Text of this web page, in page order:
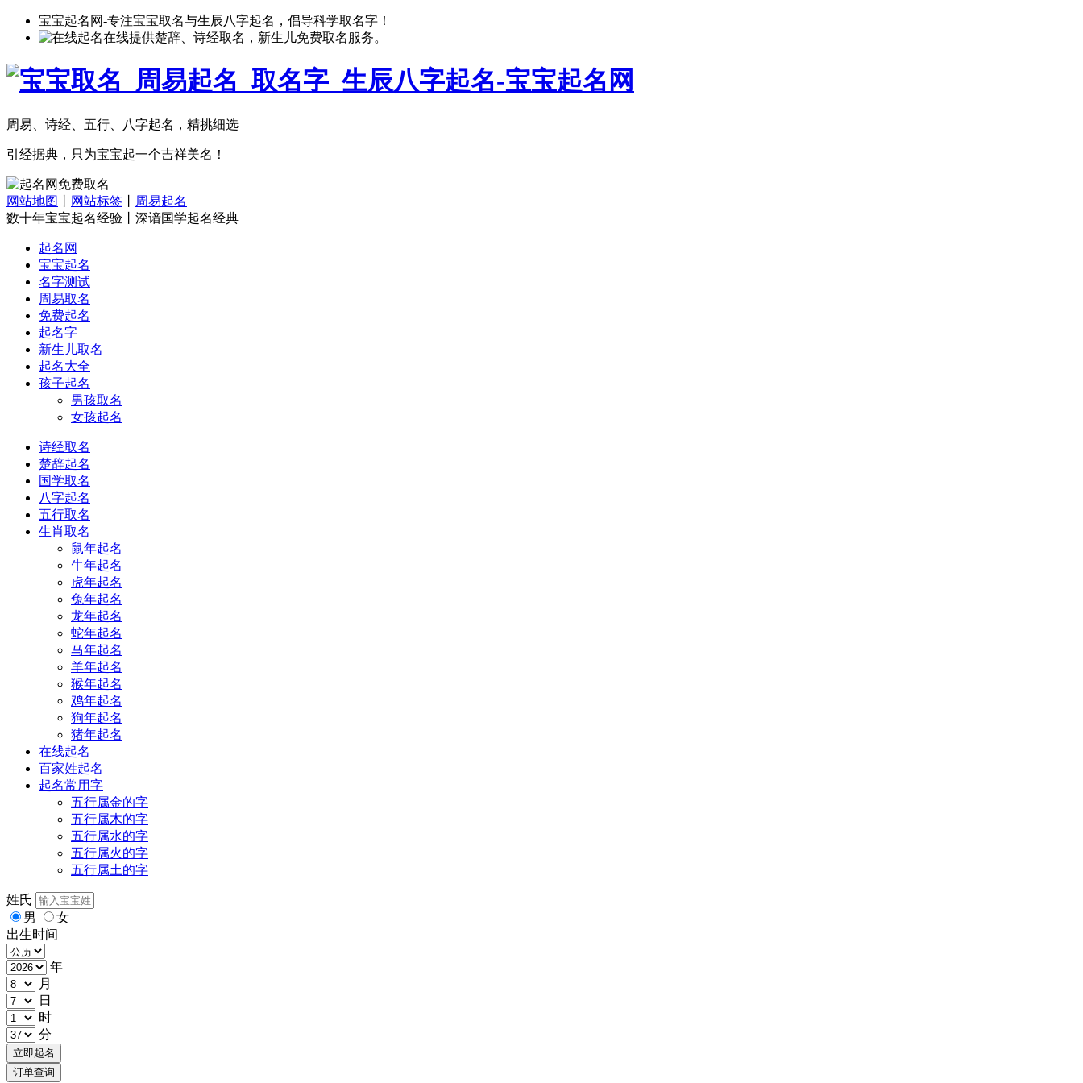
宝宝起名网-专注宝宝取名与生辰八字起名，倡导科学取名字！
在线提供楚辞、诗经取名，新生儿免费取名服务。
周易、诗经、五行、八字起名，精挑细选
引经据典，只为宝宝起一个吉祥美名！
网站地图 网站标签
周易起名
数十年宝宝起名经验丨深谙国学起名经典
起名网
宝宝起名
名字测试
周易取名
免费起名
起名字
新生儿取名
起名大全
孩子起名
男孩取名
女孩起名
诗经取名
楚辞起名
国学取名
八字起名
五行取名
生肖取名
鼠年起名
牛年起名
虎年起名
兔年起名
龙年起名
蛇年起名
马年起名
羊年起名
猴年起名
鸡年起名
狗年起名
猪年起名
在线起名
百家姓起名
起名常用字
五行属金的字
五行属木的字
五行属水的字
五行属火的字
五行属土的字
姓氏
男
女
出生时间
年
月
日
时
分